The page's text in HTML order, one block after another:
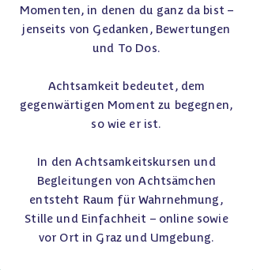
Momenten, in denen du ganz da bist –
jenseits von Gedanken, Bewertungen
und To Dos.
Achtsamkeit bedeutet, dem
gegenwärtigen Moment zu begegnen,
so wie er ist.
In den Achtsamkeitskursen und
Begleitungen von Achtsämchen
entsteht Raum für Wahrnehmung,
Stille und Einfachheit – online sowie
vor Ort in Graz und Umgebung.